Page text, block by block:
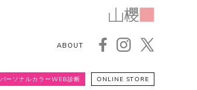
ABOUT
パーソナルカラーWEB診断 ONLINE STORE